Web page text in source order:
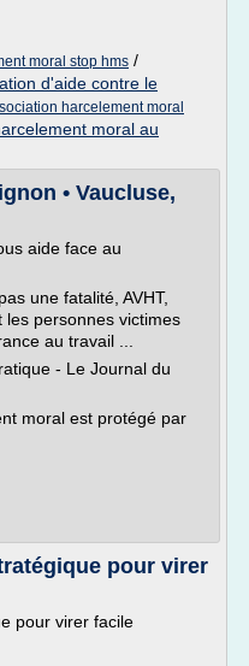
moral stop hms /
d'aide contre le
harcelement moral
moral au
• Vaucluse,
aide face au
une fatalité, AVHT,
les personnes victimes
au travail ...
- Le Journal du
moral est protégé par
pour virer
pour virer facile